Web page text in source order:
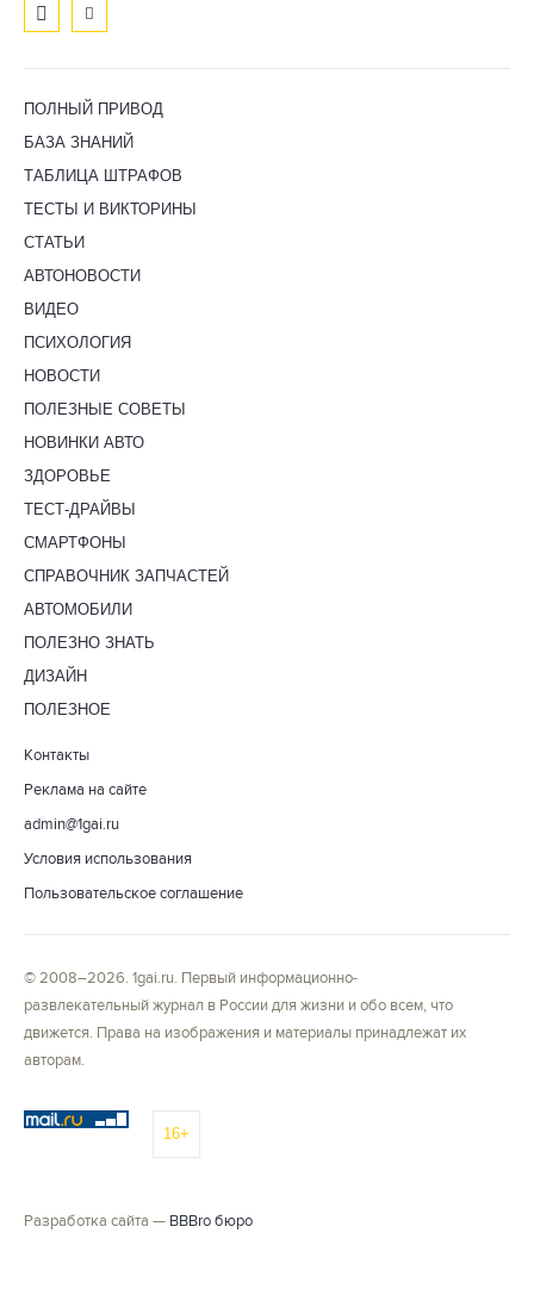
ПОЛНЫЙ ПРИВОД
БАЗА ЗНАНИЙ
ТАБЛИЦА ШТРАФОВ
ТЕСТЫ И ВИКТОРИНЫ
СТАТЬИ
АВТОНОВОСТИ
ВИДЕО
ПСИХОЛОГИЯ
НОВОСТИ
ПОЛЕЗНЫЕ СОВЕТЫ
НОВИНКИ АВТО
ЗДОРОВЬЕ
ТЕСТ-ДРАЙВЫ
СМАРТФОНЫ
СПРАВОЧНИК ЗАПЧАСТЕЙ
АВТОМОБИЛИ
ПОЛЕЗНО ЗНАТЬ
ДИЗАЙН
ПОЛЕЗНОЕ
Контакты
Реклама на сайте
admin@1gai.ru
Условия использования
Пользовательское соглашение
© 2008–2026. 1gai.ru. Первый информационно-
развлекательный журнал в России для жизни и обо всем, что
движется. Права на изображения и материалы принадлежат их
авторам.
16+
Разработка сайта — BBBro бюро